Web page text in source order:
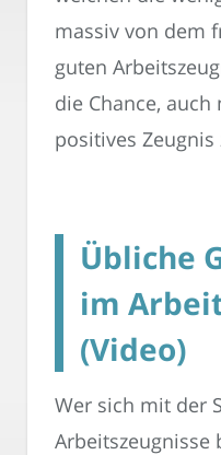
massiv von dem
guten
die Chance,
positives
Übliche
im
(Video)
Wer sich mit der
Arbeitszeugnisse